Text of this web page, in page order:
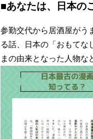
■あなたは、日本の
参勤交代から居酒屋がう
る話、日本の「おもてな
まの由来となった人物な